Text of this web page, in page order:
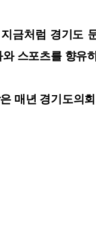
금처럼 경기도
스포츠를 향유
매년 경기도의